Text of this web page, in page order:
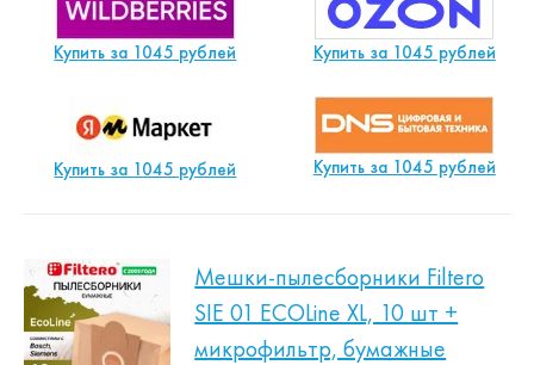
Купить за 1045 рублей Купить за 1045 рублей
Купить за 1045 рублей Купить за 1045 рублей
Мешки-пылесборники Filtero
SIE 01 ECOLine XL, 10 шт +
микрофильтр, бумажные